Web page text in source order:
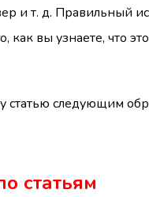
и т. д. Правильный
как вы узнаете, что
статью следующим
статьям